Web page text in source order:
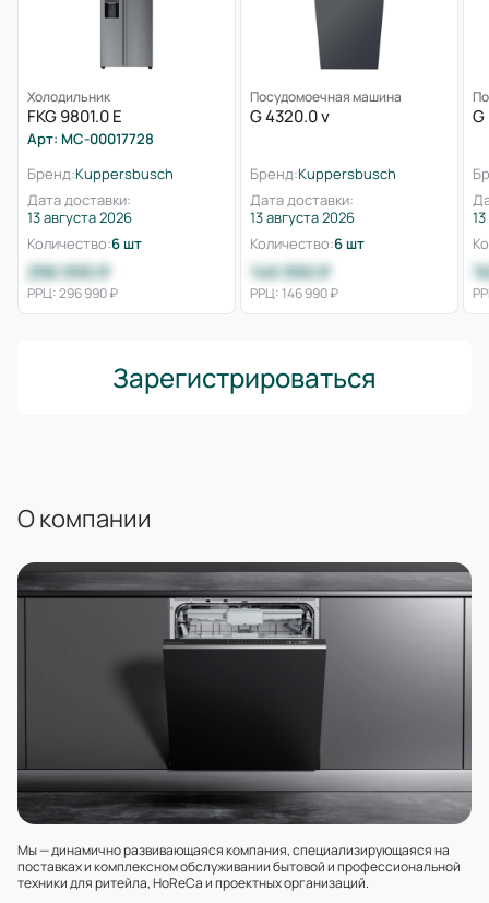
Холодильник
FKG 9801.0 E
Арт: МС-00017728
Бренд:Kuppersbusch
Дата доставки:
13 августа 2026
Количество:6 шт
296 990 ₽
РРЦ: 296 990 ₽
Посудомоечная машина
G 4320.0 v
Бренд:Kuppersbusch
Дата доставки:
13 августа 2026
Количество:6 шт
146 990 ₽
РРЦ: 146 990 ₽
Зарегистрироваться
О компании
Мы — динамично развивающаяся компания, специализирующаяся на
поставках и комплексном обслуживании бытовой и профессиональной
техники для ритейла, HoReCa и проектных организаций.